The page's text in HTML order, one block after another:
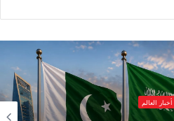
مصالحها التصديرية
خصوصاً في ظل النهج
واشنطن.أخبار العالم